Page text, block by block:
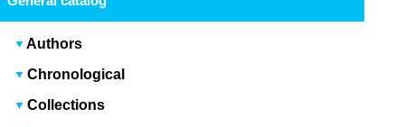
Authors
Chronological
Collections